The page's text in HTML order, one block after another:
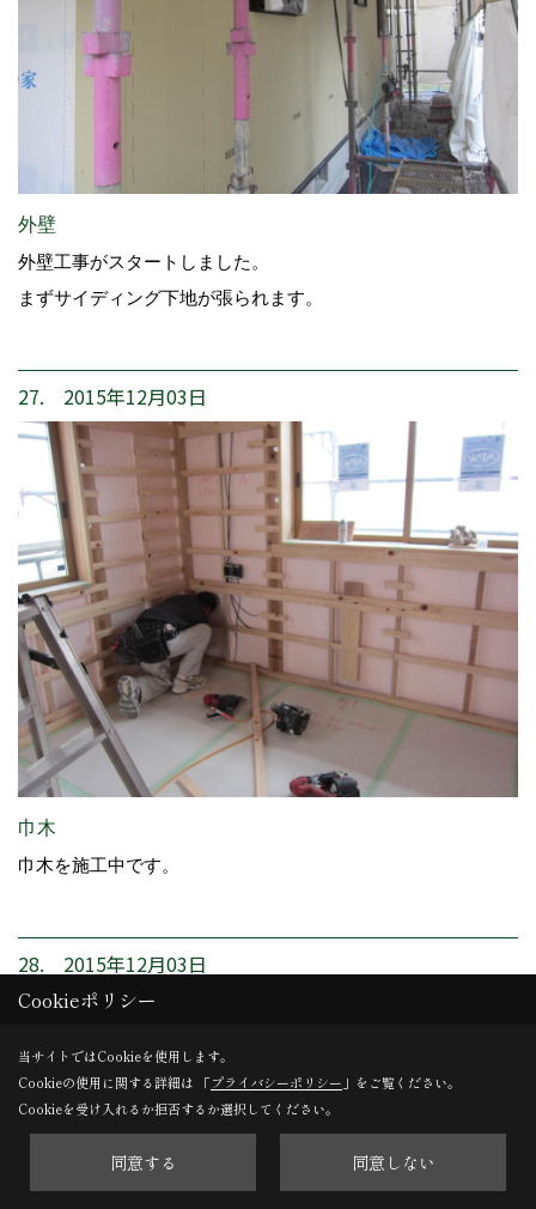
外壁
外壁工事がスタートしました。
まずサイディング下地が張られます。
27. 2015年12月03日
巾木
巾木を施工中です。
28. 2015年12月03日
Cookieポリシー
当サイトではCookieを使用します。
Cookieの使用に関する詳細は 「プライバシーポリシー 」をご覧ください。
Cookieを受け入れるか拒否するか選択してください。
同意する 同意しない